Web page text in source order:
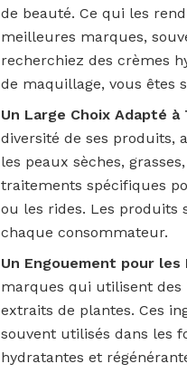
de beauté. Ce qui les
meilleures marques,
recherchiez des crèmes
de maquillage, vous êtes
Un Large Choix Adapté à
diversité de ses produits,
les peaux sèches,
traitements spécifiques
ou les rides. Les produits
chaque consommateur.
Un Engouement pour
marques qui utilisent des
extraits de plantes. Ces
souvent utilisés dans les
hydratantes et